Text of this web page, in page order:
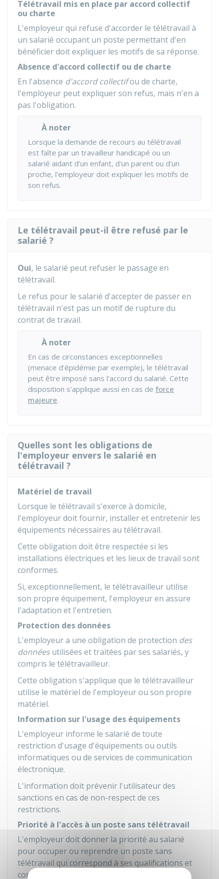
Télétravail mis en place par accord collectif
ou charte
L'employeur qui refuse d'accorder le télétravail à
un salarié occupant un poste permettant d'en
bénéficier doit expliquer les motifs de sa réponse.
Absence d'accord collectif ou de charte
En l'absence d'accord collectifou de charte,
l'employeur peut expliquer son refus, mais n'en a
pas l'obligation.
À noter
Lorsque la demande de recours au télétravail
est faîte par un travailleur handicapé ou un
salarié aidant d'un enfant, d'un parent ou d'un
proche, l'employeur doit expliquer les motifs de
son refus.
Le télétravail peut-il être refusé par le
salarié ?
Oui, le salarié peut refuser le passage en
télétravail.
Le refus pour le salarié d'accepter de passer en
télétravail n'est pas un motif de rupture du
contrat de travail.
À noter
En cas de circonstances exceptionnelles
(menace d'épidémie par exemple), le télétravail
peut être imposé sans l'accord du salarié. Cette
disposition s'applique aussi en cas de force
majeure.
Quelles sont les obligations de
l'employeur envers le salarié en
télétravail ?
Matériel de travail
Lorsque le télétravail s'exerce à domicile,
l'employeur doit fournir, installer et entretenir les
équipements nécessaires au télétravail.
Cette obligation doit être respectée si les
installations électriques et les lieux de travail sont
conformes.
Si, exceptionnellement, le télétravailleur utilise
son propre équipement, l'employeur en assure
l'adaptation et l'entretien.
Protection des données
L'employeur a une obligation de protection des
donnéesutilisées et traitées par ses salariés, y
compris le télétravailleur.
Cette obligation s'applique que le télétravailleur
utilise le matériel de l'employeur ou son propre
matériel.
Information sur l'usage des équipements
L'employeur informe le salarié de toute
restriction d'usage d'équipements ou outils
informatiques ou de services de communication
électronique.
L'information doit prévenir l'utilisateur des
sanctions en cas de non-respect de ces
restrictions.
Priorité à l'accès à un poste sans télétravail
L'employeur doit donner la priorité au salarié
pour occuper ou reprendre un poste sans
télétravail qui correspond à ses qualifications et
compétences professionnelles. Il doit aussi